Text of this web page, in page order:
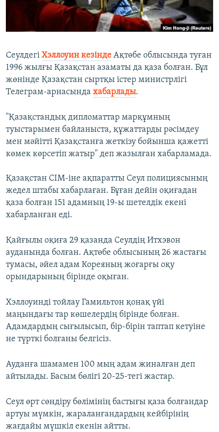
ЖАЗЫЛЫҢЫЗ
Басқа тілдерде
Сеулдегі Хэллоуин кезінде Ақтөбе облысында туған
1996 жылғы Қазақстан азаматы да қаза болған. Бұл
жөнінде Қазақстан сыртқы істер министрлігі
Телеграм-арнасында хабарлады.
"Қазақстандық дипломаттар марқұмның
туыстарымен байланыста, құжаттарды рәсімдеу
мен мәйітті Қазақстанға жеткізу бойынша қажетті
көмек көрсетіп жатыр" деп жазылған хабарламада.
Қазақстан СІМ-іне ақпаратты Сеул полициясының
жедел штабы хабарлаған. Бұған дейін оқиғадан
қаза болған 151 адамның 19-ы шетелдік екені
хабарланған еді.
Қайғылы оқиға 29 қазанда Сеулдің Итхэвон
ауданында болған. Ақтөбе облысының 26 жастағы
тумасы, әйел адам Кореяның жоғарғы оқу
орындарының бірінде оқыған.
Хэллоуинді тойлау Гамильтон қонақ үйі
маңындағы тар көшелердің бірінде болған.
Адамдардың сығылысып, бір-бірін таптап кетуіне
не түрткі болғаны белгісіз.
Ауданға шамамен 100 мың адам жиналған деп
айтылады. Басым бөлігі 20-25-тегі жастар.
Сеул өрт сөндіру бөлімінің бастығы қаза болғандар
артуы мүмкін, жараланғандардың кейбірінің
жағдайы мүшкіл екенін айтты.